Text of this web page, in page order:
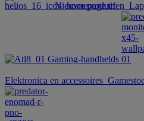
Nieuwe producten
Gaming-handhelds
Elektronica en accessoires